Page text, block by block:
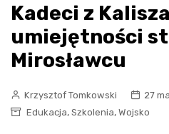
Kadeci z
umiejętności
Mirosławcu
Krzysztof Tomkowski
27
Edukacja, Szkolenia, Wojsko